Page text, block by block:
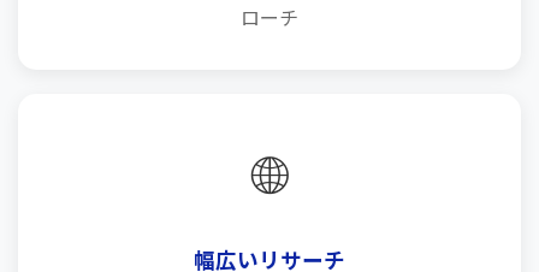
ローチ
🌐
幅広いリサーチ